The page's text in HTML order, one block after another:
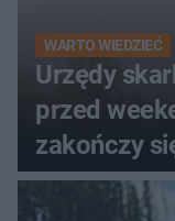
WARTO WIEDZIEĆ
Urzędy
przed
zakończy